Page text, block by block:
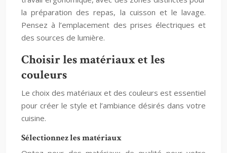
la préparation des repas, la cuisson et le lavage.
Pensez à l’emplacement des prises électriques et
des sources de lumière.
Choisir les matériaux et les
couleurs
Le choix des matériaux et des couleurs est essentiel
pour créer le style et l’ambiance désirés dans votre
cuisine.
Sélectionnez les matériaux